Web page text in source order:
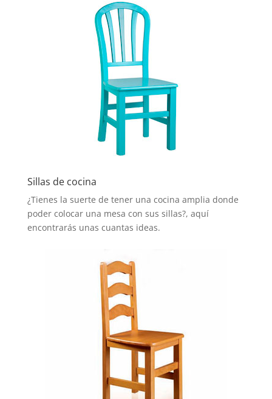
Sillas de cocina
¿Tienes la suerte de tener una cocina amplia donde
poder colocar una mesa con sus sillas?, aquí
encontrarás unas cuantas ideas.